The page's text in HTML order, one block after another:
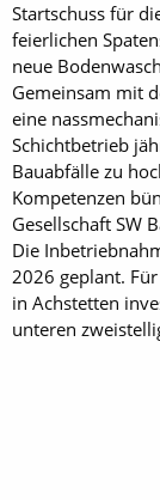
Startschuss für
feierlichen
neue
Gemeinsam mit
eine
Schichtbetrieb
Bauabfälle zu
Kompetenzen
Gesellschaft SW
Die
2026 geplant.
in Achstetten
unteren